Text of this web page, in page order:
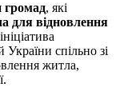
громад, які
для відновлення
України спільно зі
житла,